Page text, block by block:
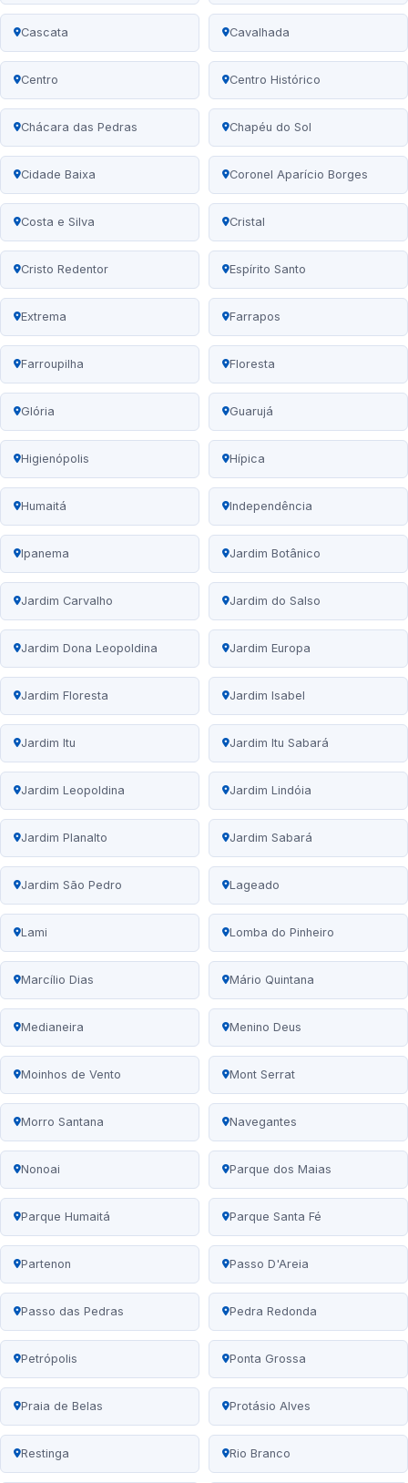
Cascata Cavalhada
Centro Centro Histórico
Chácara das Pedras Chapéu do Sol
Cidade Baixa Coronel Aparício Borges
Costa e Silva Cristal
Cristo Redentor Espírito Santo
Extrema Farrapos
Farroupilha Floresta
Glória Guarujá
Higienópolis Hípica
Humaitá Independência
Ipanema Jardim Botânico
Jardim Carvalho Jardim do Salso
Jardim Dona Leopoldina Jardim Europa
Jardim Floresta Jardim Isabel
Jardim Itu Jardim Itu Sabará
Jardim Leopoldina Jardim Lindóia
Jardim Planalto Jardim Sabará
Jardim São Pedro Lageado
Lami Lomba do Pinheiro
Marcílio Dias Mário Quintana
Medianeira Menino Deus
Moinhos de Vento Mont Serrat
Morro Santana Navegantes
Nonoai Parque dos Maias
Parque Humaitá Parque Santa Fé
Partenon Passo D'Areia
Passo das Pedras Pedra Redonda
Petrópolis Ponta Grossa
Praia de Belas Protásio Alves
Restinga Rio Branco